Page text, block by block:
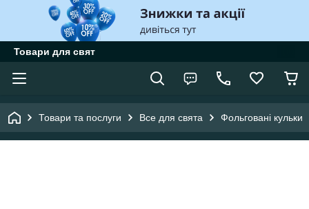
Товари для свят
Товари та послуги Все для свята Фольговані кульки